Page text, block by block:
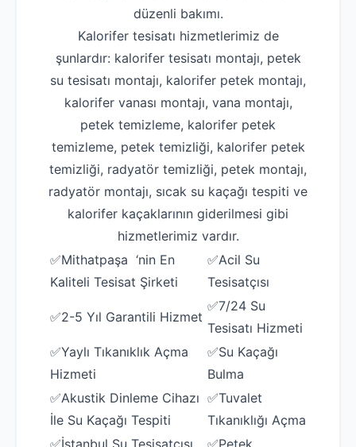
düzenli bakımı.
Kalorifer tesisatı hizmetlerimiz de
şunlardır: kalorifer tesisatı montajı, petek
su tesisatı montajı, kalorifer petek montajı,
kalorifer vanası montajı, vana montajı,
petek temizleme, kalorifer petek
temizleme, petek temizliği, kalorifer petek
temizliği, radyatör temizliği, petek montajı,
radyatör montajı, sıcak su kaçağı tespiti ve
kalorifer kaçaklarının giderilmesi gibi
hizmetlerimiz vardır.
✅Mithatpaşa ‘nin En
Kaliteli Tesisat Şirketi
✅Acil Su
Tesisatçısı
✅2-5 Yıl Garantili Hizmet
✅7/24 Su
Tesisatı Hizmeti
✅Yaylı Tıkanıklık Açma
Hizmeti
✅Su Kaçağı
Bulma
✅Akustik Dinleme Cihazı
İle Su Kaçağı Tespiti
✅Tuvalet
Tıkanıklığı Açma
✅İstanbul Su Tesisatçısı
✅Petek